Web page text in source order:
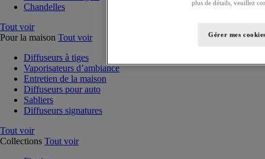
Chandelles
Tout voir
Pour la maison Tout voir
Diffuseurs à tiges
Vaporisateurs d’ambiance
Entretien de la maison
Diffuseurs pour auto
Sabliers
Diffuseurs signatures
Tout voir
Collections Tout voir
plus de détails, veuillez
Gérer mes